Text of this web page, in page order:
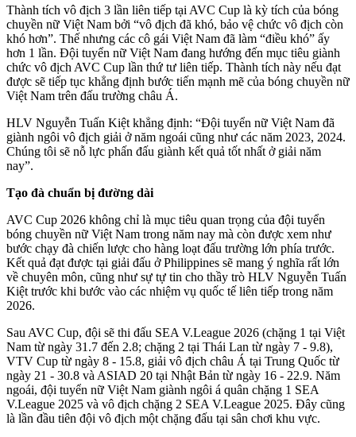
Thành tích vô địch 3 lần liên tiếp tại AVC Cup là kỳ tích của bóng
chuyền nữ Việt Nam bởi “vô địch đã khó, bảo vệ chức vô địch còn
khó hơn”. Thế nhưng các cô gái Việt Nam đã làm “điều khó” ấy
hơn 1 lần. Đội tuyển nữ Việt Nam đang hướng đến mục tiêu giành
chức vô địch AVC Cup lần thứ tư liên tiếp. Thành tích này nếu đạt
được sẽ tiếp tục khẳng định bước tiến mạnh mẽ của bóng chuyền nữ
Việt Nam trên đấu trường châu Á.
HLV Nguyễn Tuấn Kiệt khẳng định: “Đội tuyển nữ Việt Nam đã
giành ngôi vô địch giải ở năm ngoái cũng như các năm 2023, 2024.
Chúng tôi sẽ nỗ lực phấn đấu giành kết quả tốt nhất ở giải năm
nay”.
Tạo đà chuẩn bị đường dài
AVC Cup 2026 không chỉ là mục tiêu quan trọng của đội tuyển
bóng chuyền nữ Việt Nam trong năm nay mà còn được xem như
bước chạy đà chiến lược cho hàng loạt đấu trường lớn phía trước.
Kết quả đạt được tại giải đấu ở Philippines sẽ mang ý nghĩa rất lớn
về chuyên môn, cũng như sự tự tin cho thầy trò HLV Nguyễn Tuấn
Kiệt trước khi bước vào các nhiệm vụ quốc tế liên tiếp trong năm
2026.
Sau AVC Cup, đội sẽ thi đấu SEA V.League 2026 (chặng 1 tại Việt
Nam từ ngày 31.7 đến 2.8; chặng 2 tại Thái Lan từ ngày 7 - 9.8),
VTV Cup từ ngày 8 - 15.8, giải vô địch châu Á tại Trung Quốc từ
ngày 21 - 30.8 và ASIAD 20 tại Nhật Bản từ ngày 16 - 22.9. Năm
ngoái, đội tuyển nữ Việt Nam giành ngôi á quân chặng 1 SEA
V.League 2025 và vô địch chặng 2 SEA V.League 2025. Đây cũng
là lần đầu tiên đội vô địch một chặng đấu tại sân chơi khu vực.